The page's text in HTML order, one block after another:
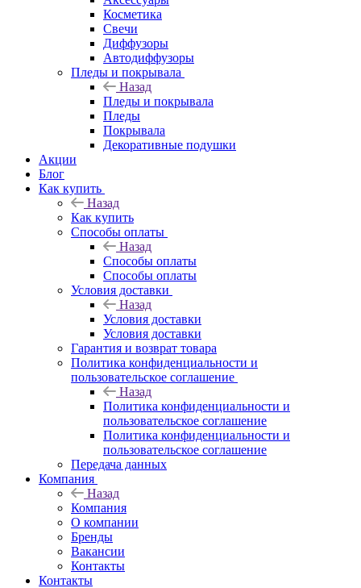
Косметика
Свечи
Диффузоры
Автодиффузоры
Пледы и покрывала
Назад
Пледы и покрывала
Пледы
Покрывала
Декоративные подушки
Акции
Блог
Как купить
Назад
Как купить
Способы оплаты
Назад
Способы оплаты
Способы оплаты
Условия доставки
Назад
Условия доставки
Условия доставки
Гарантия и возврат товара
Политика конфиденциальности и
пользовательское соглашение
Назад
Политика конфиденциальности и
пользовательское соглашение
Политика конфиденциальности и
пользовательское соглашение
Передача данных
Компания
Назад
Компания
О компании
Бренды
Вакансии
Контакты
Контакты